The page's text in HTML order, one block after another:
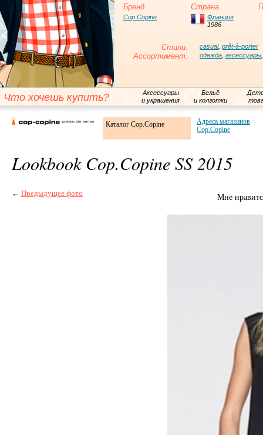
Бренд Страна
Cop.Copine
Франция
1986
Стили: casual, prêt-à-porter
Ассортимент: одежда аксессуары
Что хочешь купить?
Аксессуары
и украшения
Бельё
и колготки
Каталог Cop.Copine
Адреса магазинов
Cop.Copine
Lookbook Cop.Copine SS 2015
← Предыдущее фото Мне